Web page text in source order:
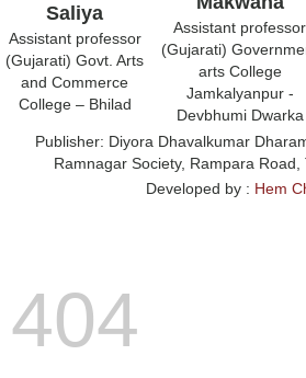
Saliya
Assistant professor
(Gujarati) Govt. Arts
and Commerce
College – Bhilad
Assistant professor
(Gujarati)
arts College
Jamkalyanpur -
Devbhumi Dwarka
Publisher: Diyora Dhavalkumar
Ramnagar Society, Rampara Road,
Developed by : Hem
404